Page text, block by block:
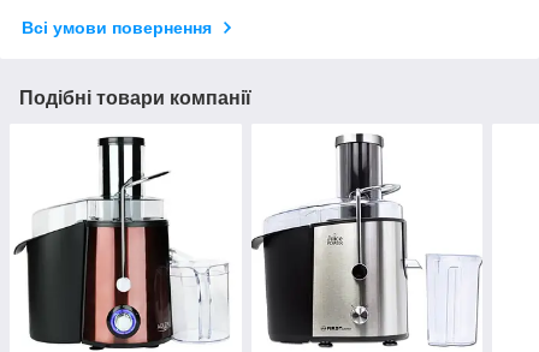
Всі умови повернення
Подібні товари компанії